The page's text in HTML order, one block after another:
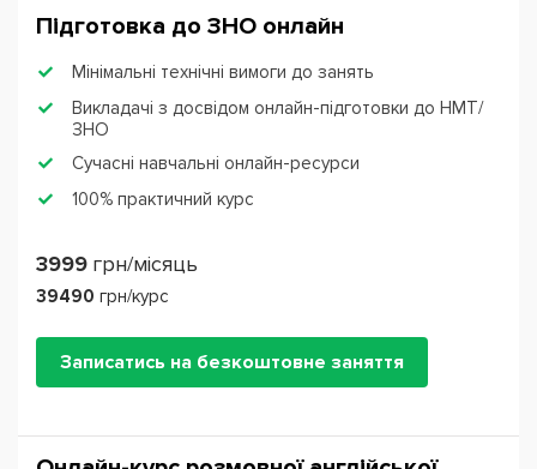
Підготовка до ЗНО онлайн
Мінімальні технічні вимоги до занять
Викладачі з досвідом онлайн-підготовки до НМТ/
ЗНО
Сучасні навчальні онлайн-ресурси
100% практичний курс
3999 грн/місяць
39490 грн/курс
Записатись на безкоштовне заняття